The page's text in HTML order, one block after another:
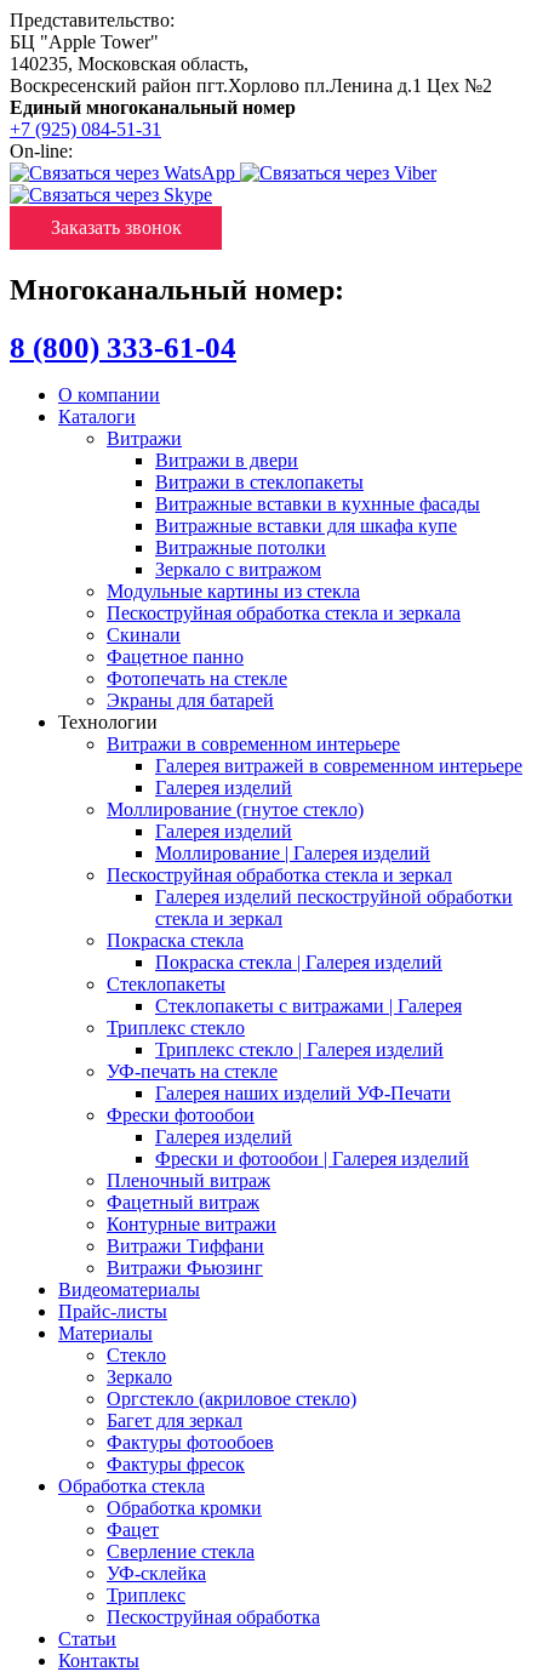
Представительство:
БЦ "Apple Tower"
140235, Московская область,
Воскресенский район пгт.Хорлово пл.Ленина д.1 Цех №2
Единый многоканальный номер
+7 (925) 084-51-31
On-line:
Заказать звонок
Многоканальный номер:
8 (800) 333-61-04
О компании
Каталоги
Витражи
Витражи в двери
Витражи в стеклопакеты
Витражные вставки в кухнные фасады
Витражные вставки для шкафа купе
Витражные потолки
Зеркало с витражом
Модульные картины из стекла
Пескоструйная обработка стекла и зеркала
Скинали
Фацетное панно
Фотопечать на стекле
Экраны для батарей
Технологии
Витражи в современном интерьере
Галерея витражей в современном интерьере
Галерея изделий
Моллирование (гнутое стекло)
Галерея изделий
Моллирование | Галерея изделий
Пескоструйная обработка стекла и зеркал
Галерея изделий пескоструйной обработки
стекла и зеркал
Покраска стекла
Покраска стекла | Галерея изделий
Стеклопакеты
Стеклопакеты с витражами | Галерея
Триплекс стекло
Триплекс стекло | Галерея изделий
УФ-печать на стекле
Галерея наших изделий УФ-Печати
Фрески фотообои
Галерея изделий
Фрески и фотообои | Галерея изделий
Пленочный витраж
Фацетный витраж
Контурные витражи
Витражи Тиффани
Витражи Фьюзинг
Видеоматериалы
Прайс-листы
Материалы
Стекло
Зеркало
Оргстекло (акриловое стекло)
Багет для зеркал
Фактуры фотообоев
Фактуры фресок
Обработка стекла
Обработка кромки
Фацет
Сверление стекла
УФ-склейка
Триплекс
Пескоструйная обработка
Статьи
Контакты